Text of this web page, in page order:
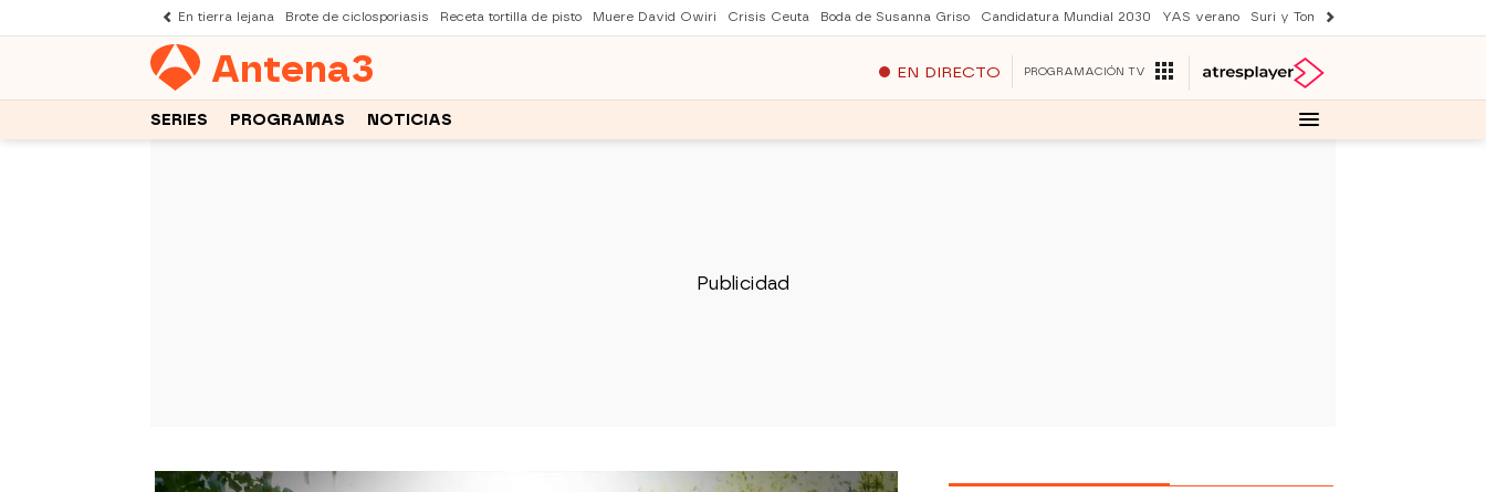
En tierra lejana Brote de ciclosporiasis Receta tortilla de pisto Muere David Owiri Crisis Ceuta Boda de Susanna Griso Candidatura Mundial 2030 YAS verano Suri y Tom Cruise
Antena3 EN DIRECTO PROGRAMACIÓN TV
SERIES PROGRAMAS NOTICIAS